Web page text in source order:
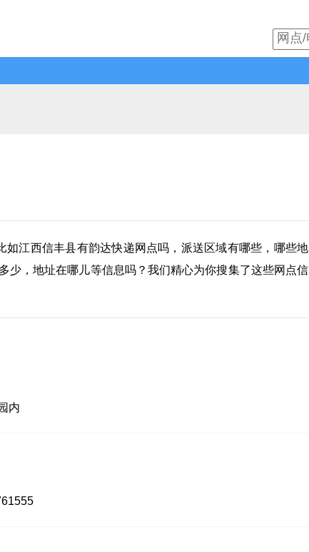
如江西信丰县有韵达快递网点吗，派送区域有哪些，哪些地
少，地址在哪儿等信息吗？我们精心为你搜集了这些网点信
内